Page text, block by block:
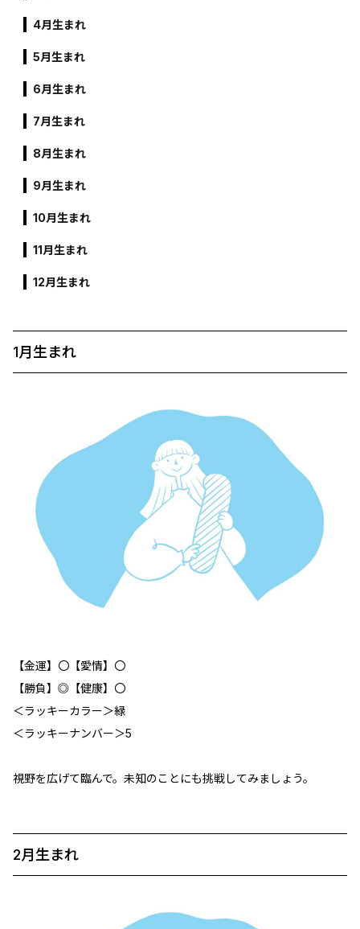
4月生まれ
5月生まれ
6月生まれ
7月生まれ
8月生まれ
9月生まれ
10月生まれ
11月生まれ
12月生まれ
1月生まれ
【金運】〇【愛情】〇
【勝負】◎【健康】〇
＜ラッキーカラー＞緑
＜ラッキーナンバー＞5
視野を広げて臨んで。未知のことにも挑戦してみましょう。
2月生まれ